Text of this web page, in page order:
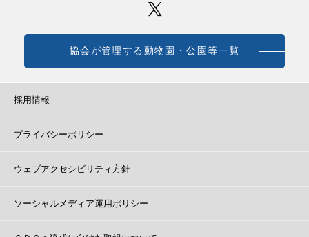
協会が管理する動物園・公園等一覧
採用情報
プライバシーポリシー
ウェブアクセシビリティ方針
ソーシャルメディア運用ポリシー